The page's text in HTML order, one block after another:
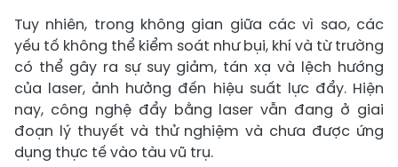
Tuy nhiên, trong không gian giữa các vì sao, các
yếu tố không thể kiểm soát như bụi, khí và từ trường
có thể gây ra sự suy giảm, tán xạ và lệch hướng
của laser, ảnh hưởng đến hiệu suất lực đẩy. Hiện
nay, công nghệ đẩy bằng laser vẫn đang ở giai
đoạn lý thuyết và thử nghiệm và chưa được ứng
dụng thực tế vào tàu vũ trụ.